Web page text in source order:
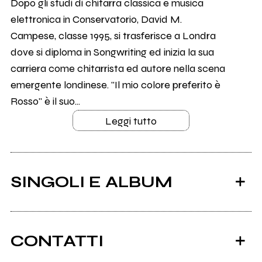
Dopo gli studi di chitarra classica e musica
elettronica in Conservatorio, David M.
Campese, classe 1995, si trasferisce a Londra
dove si diploma in Songwriting ed inizia la sua
carriera come chitarrista ed autore nella scena
emergente londinese. "Il mio colore preferito è
Rosso" è il suo...
Leggi tutto
SINGOLI E ALBUM
CONTATTI